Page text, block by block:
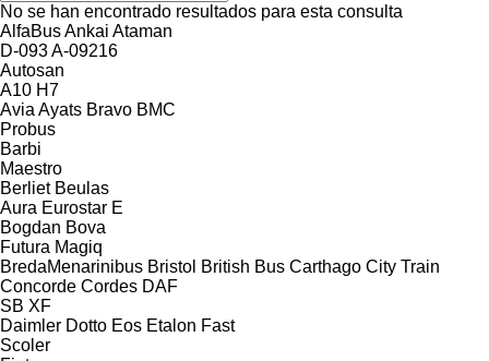
No se han encontrado resultados para esta consulta
AlfaBusAnkai Ataman
D-093A-09216
Autosan
A10 H7
Avia Ayats Bravo BMC
Probus
Barbi
Maestro
Berliet Beulas
Aura Eurostar E
Bogdan Bova
Futura Magiq
BredaMenarinibus Bristol British Bus Carthago City Train
Concorde Cordes DAF
SB XF
Daimler Dotto Eos Etalon Fast
Scoler